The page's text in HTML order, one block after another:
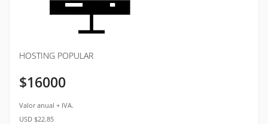
HOSTING POPULAR
$16000
Valor anual + IVA.
USD $22.85